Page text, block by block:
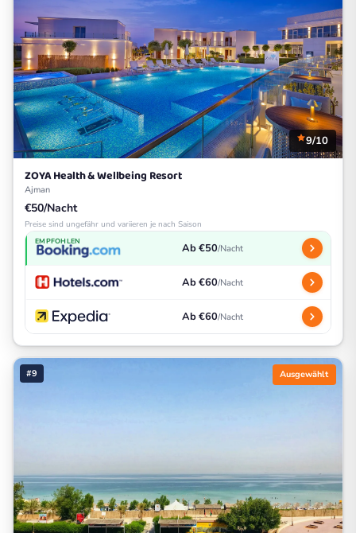
9/10
ZOYA Health & Wellbeing Resort
Ajman
€50/Nacht
Preise sind ungefähr und variieren je nach Saison
EMPFOHLEN Ab €50/Nacht
Ab €60/Nacht
Ab €60/Nacht
#9 Ausgewählt